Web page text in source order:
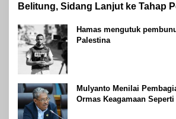
Belitung, Sidang Lanjut ke Tahap
Hamas mengutuk
Palestina
Mulyanto Menilai
Ormas Keagamaan